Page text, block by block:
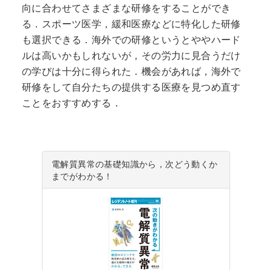
向に合わせてさまざまな研修をすることができ
る．スポーツ医学，緩和医療などに特化した研修
も選択できる．海外での研修というとややハード
ルは高いかもしれないが，その労力に見合うだけ
の学びは十分に得られた．機会があれば，海外で
研修をして自分たちの提供する医療を見つめ直す
ことをおすすめする．
電解質異常の基礎知識から，次どう動くか
までがわかる！